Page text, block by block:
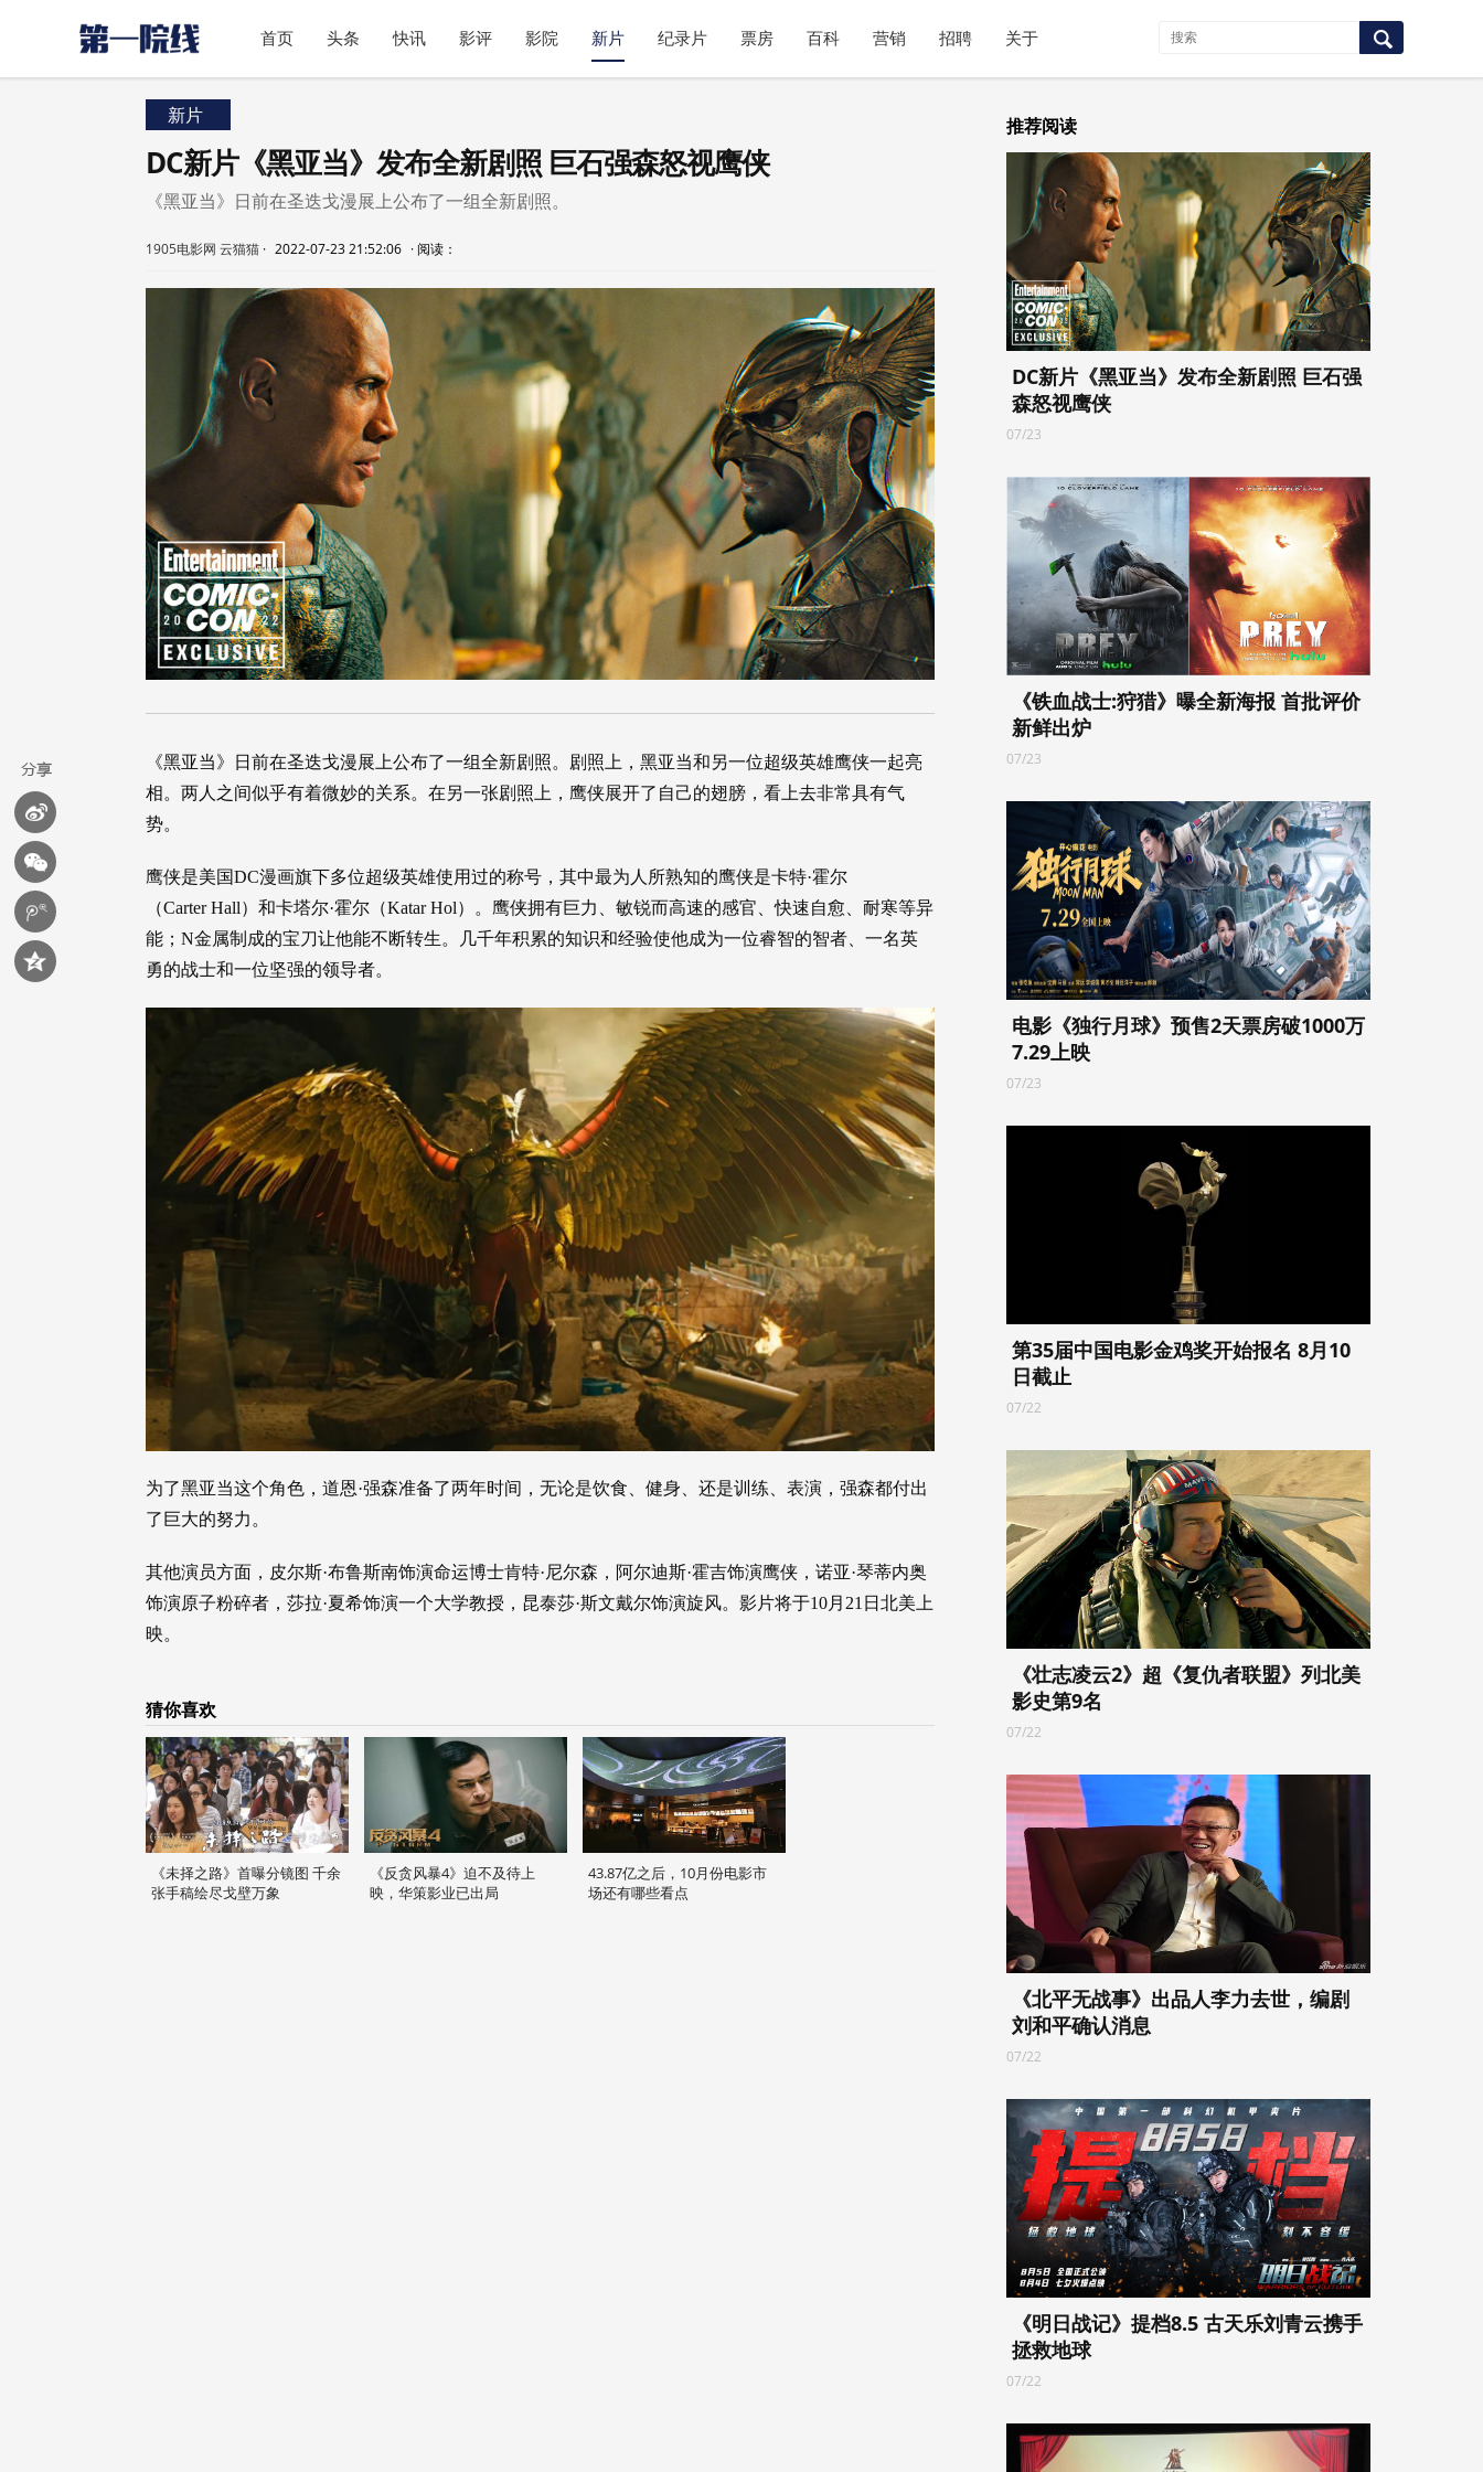
首页 头条 快讯 影评 影院 新片 纪录片 票房 百科 营销 招聘 关于
新片
DC新片《黑亚当》发布全新剧照 巨石强森怒视鹰侠
《黑亚当》日前在圣迭戈漫展上公布了一组全新剧照。
1905电影网 云猫猫 · 2022-07-23 21:52:06 ·阅读：
《黑亚当》日前在圣迭戈漫展上公布了一组全新剧照。剧照上，黑亚当和另一位超级英雄鹰侠一起亮
相。两人之间似乎有着微妙的关系。在另一张剧照上，鹰侠展开了自己的翅膀，看上去非常具有气
势。
鹰侠是美国DC漫画旗下多位超级英雄使用过的称号，其中最为人所熟知的鹰侠是卡特·霍尔
（Carter Hall）和卡塔尔·霍尔（Katar Hol）。鹰侠拥有巨力、敏锐而高速的感官、快速自愈、耐寒等异
能；N金属制成的宝刀让他能不断转生。几千年积累的知识和经验使他成为一位睿智的智者、一名英
勇的战士和一位坚强的领导者。
为了黑亚当这个角色，道恩·强森准备了两年时间，无论是饮食、健身、还是训练、表演，强森都付出
了巨大的努力。
其他演员方面，皮尔斯·布鲁斯南饰演命运博士肯特·尼尔森，阿尔迪斯·霍吉饰演鹰侠，诺亚·琴蒂内奥
饰演原子粉碎者，莎拉·夏希饰演一个大学教授，昆泰莎·斯文戴尔饰演旋风。影片将于10月21日北美上
映。
猜你喜欢
《未择之路》首曝分镜图 千余
张手稿绘尽戈壁万象
《反贪风暴4》迫不及待上
映，华策影业已出局
43.87亿之后，10月份电影市
场还有哪些看点
推荐阅读
DC新片《黑亚当》发布全新剧照 巨石强
森怒视鹰侠
07/23
《铁血战士:狩猎》曝全新海报 首批评价
新鲜出炉
07/23
电影《独行月球》预售2天票房破1000万
7.29上映
07/23
第35届中国电影金鸡奖开始报名 8月10
日截止
07/22
《壮志凌云2》超《复仇者联盟》列北美
影史第9名
07/22
《北平无战事》出品人李力去世，编剧
刘和平确认消息
07/22
《明日战记》提档8.5 古天乐刘青云携手
拯救地球
07/22